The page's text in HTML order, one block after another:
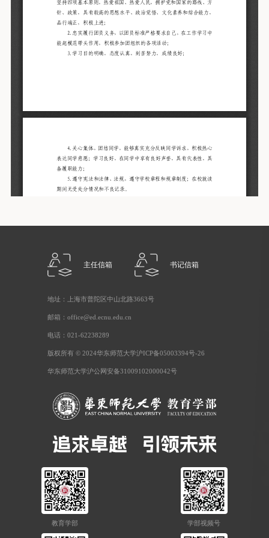
主任信箱 书记信箱
地址：上海市普陀区中山北路3663号
邮箱：office@ed.ecnu.edu.cn
电话：021-62238289
版权所有 © 2024华东师范大学沪ICP备05003394号-26
华东师范大学沪公网安备31009102000042号
教育学部 学部视频号